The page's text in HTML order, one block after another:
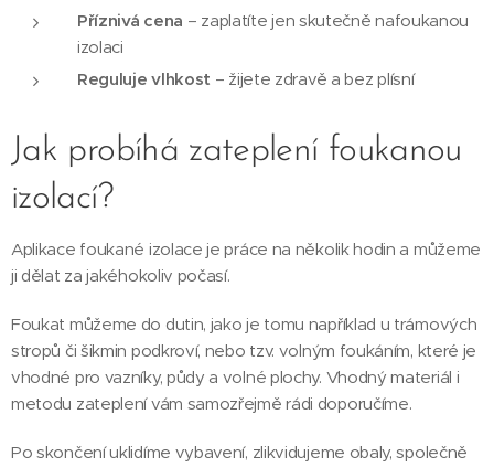
Příznivá cena – zaplatíte jen skutečně nafoukanou
izolaci
Reguluje vlhkost – žijete zdravě a bez plísní
Jak probíhá zateplení foukanou
izolací?
Aplikace foukané izolace je práce na několik hodin a můžeme
ji dělat za jakéhokoliv počasí.
Foukat můžeme do dutin, jako je tomu například u trámových
stropů či šikmin podkroví, nebo tzv. volným foukáním, které je
vhodné pro vazníky, půdy a volné plochy. Vhodný materiál i
metodu zateplení vám samozřejmě rádi doporučíme.
Po skončení uklidíme vybavení, zlikvidujeme obaly, společně